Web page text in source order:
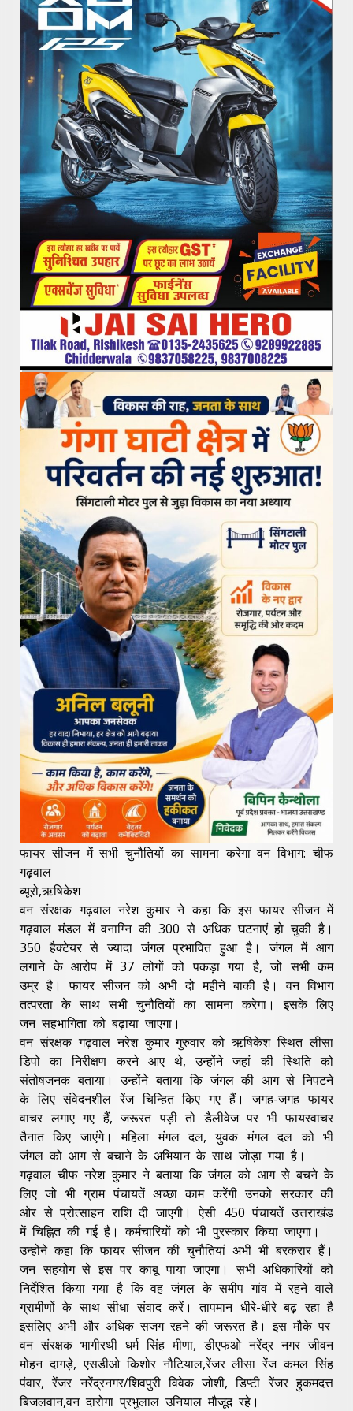
फायर सीजन में सभी चुनौतियों का सामना करेगा वन विभाग: चीफ
गढ़वाल
ब्यूरो,ऋषिकेश
वन संरक्षक गढ़वाल नरेश कुमार ने कहा कि इस फायर सीजन में
गढ़वाल मंडल में वनाग्नि की 300 से अधिक घटनाएं हो चुकी है।
350 हैक्टेयर से ज्यादा जंगल प्रभावित हुआ है। जंगल में आग
लगाने के आरोप में 37 लोगों को पकड़ा गया है, जो सभी कम
उम्र है। फायर सीजन को अभी दो महीने बाकी है। वन विभाग
तत्परता के साथ सभी चुनौतियों का सामना करेगा। इसके लिए
जन सहभागिता को बढ़ाया जाएगा।
वन संरक्षक गढ़वाल नरेश कुमार गुरुवार को ऋषिकेश स्थित लीसा
डिपो का निरीक्षण करने आए थे, उन्होंने जहां की स्थिति को
संतोषजनक बताया। उन्होंने बताया कि जंगल की आग से निपटने
के लिए संवेदनशील रेंज चिन्हित किए गए हैं। जगह-जगह फायर
वाचर लगाए गए हैं, जरूरत पड़ी तो डैलीवेज पर भी फायरवाचर
तैनात किए जाएंगे। महिला मंगल दल, युवक मंगल दल को भी
जंगल को आग से बचाने के अभियान के साथ जोड़ा गया है।
गढ़वाल चीफ नरेश कुमार ने बताया कि जंगल को आग से बचने के
लिए जो भी ग्राम पंचायतें अच्छा काम करेंगी उनको सरकार की
ओर से प्रोत्साहन राशि दी जाएगी। ऐसी 450 पंचायतें उत्तराखंड
में चिह्नित की गई है। कर्मचारियों को भी पुरस्कार किया जाएगा।
उन्होंने कहा कि फायर सीजन की चुनौतियां अभी भी बरकरार हैं।
जन सहयोग से इस पर काबू पाया जाएगा। सभी अधिकारियों को
निर्देशित किया गया है कि वह जंगल के समीप गांव में रहने वाले
ग्रामीणों के साथ सीधा संवाद करें। तापमान धीरे-धीरे बढ़ रहा है
इसलिए अभी और अधिक सजग रहने की जरूरत है। इस मौके पर
वन संरक्षक भागीरथी धर्म सिंह मीणा, डीएफओ नरेंद्र नगर जीवन
मोहन दागड़े, एसडीओ किशोर नौटियाल,रेंजर लीसा रेंज कमल सिंह
पंवार, रेंजर नरेंद्रनगर/शिवपुरी विवेक जोशी, डिप्टी रेंजर हुकमदत्त
बिजलवान,वन दारोगा प्रभुलाल उनियाल मौजूद रहे।